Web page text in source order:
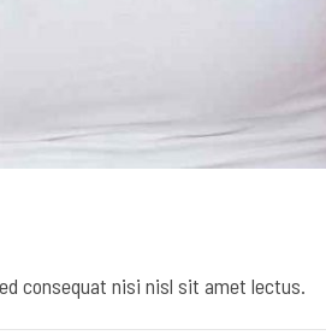
consequat nisi nisl sit amet lectus.